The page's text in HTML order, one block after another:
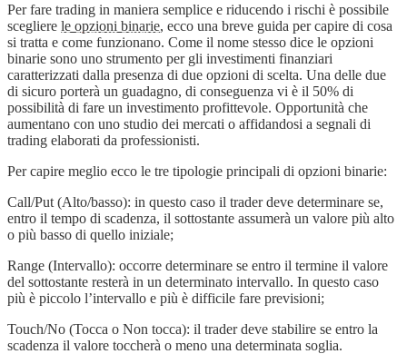
Per fare trading in maniera semplice e riducendo i rischi è possibile
scegliere le opzioni binarie, ecco una breve guida per capire di cosa
si tratta e come funzionano. Come il nome stesso dice le opzioni
binarie sono uno strumento per gli investimenti finanziari
caratterizzati dalla presenza di due opzioni di scelta. Una delle due
di sicuro porterà un guadagno, di conseguenza vi è il 50% di
possibilità di fare un investimento profittevole. Opportunità che
aumentano con uno studio dei mercati o affidandosi a segnali di
trading elaborati da professionisti.
Per capire meglio ecco le tre tipologie principali di opzioni binarie:
Call/Put (Alto/basso): in questo caso il trader deve determinare se,
entro il tempo di scadenza, il sottostante assumerà un valore più alto
o più basso di quello iniziale;
Range (Intervallo): occorre determinare se entro il termine il valore
del sottostante resterà in un determinato intervallo. In questo caso
più è piccolo l’intervallo e più è difficile fare previsioni;
Touch/No (Tocca o Non tocca): il trader deve stabilire se entro la
scadenza il valore toccherà o meno una determinata soglia.